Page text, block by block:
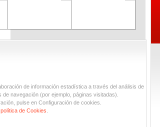
de información estadística a través del análisis de
navegación (por ejemplo, páginas visitadas).
pulse en Configuración de cookies.
de Cookies